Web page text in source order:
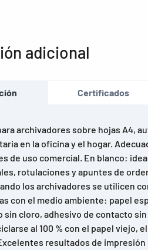
adicional
Certificados
archivadores sobre hojas A4,
en la oficina y el hogar.
de uso comercial. En blanco:
rotulaciones y apuntes de
los archivadores se utilicen
con el medio ambiente: papel
sin cloro, adhesivo de contacto
al 100 % con el papel viejo,
resultados de